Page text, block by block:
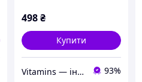
498₴
Купити
Vitamins — інтернет-магазин вітамінів та мінералів 93%